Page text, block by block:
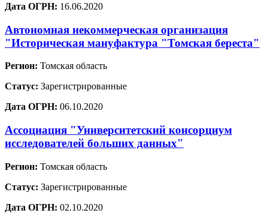
Дата ОГРН: 16.06.2020
Автономная некоммерческая организация
"Историческая мануфактура "Томская береста"
Регион: Томская область
Статус: Зарегистрированные
Дата ОГРН: 06.10.2020
Ассоциация "Университетский консорциум
исследователей больших данных"
Регион: Томская область
Статус: Зарегистрированные
Дата ОГРН: 02.10.2020